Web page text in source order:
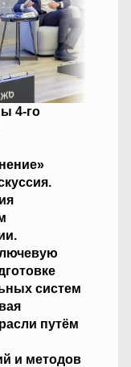
4-го
систем
путём
и методов